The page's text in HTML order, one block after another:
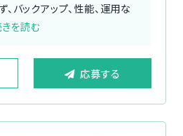
バックアップ、性能、運用な
を読む
応募する